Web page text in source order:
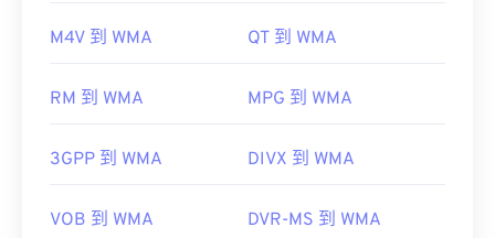
首次發布：1988
https://en.wikipedia.org/wiki/
2619569
他播放器和程式也支援這種檔案類型。
其他可以開啟 WMA 檔案的程式包括VLC 媒體播放
OverDrive Media
M4V 到 WMA QT 到 WMA
RM 到 WMA MPG 到 WMA
3GPP 到 WMA DIVX 到 WMA
VOB 到 WMA DVR-MS 到 WMA